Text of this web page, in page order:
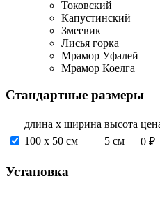
Токовский
Капустинский
Змеевик
Лисья горка
Мрамор Уфалей
Мрамор Коелга
Стандартные размеры
длина х ширина высота
100 х 50 см
5 см 0 ₽
Установка